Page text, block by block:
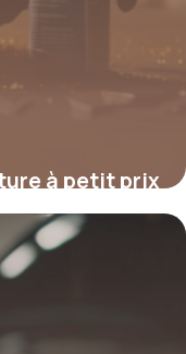
à petit prix